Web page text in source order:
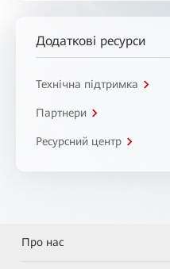
Додаткові ресурси
Технічна підтримка
Партнери
Ресурсний центр
Про нас